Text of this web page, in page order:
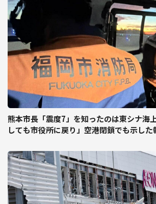
熊本市長「震度7」を知ったのは東シナ海
しても市役所に戻り」空港閉鎖でも示した